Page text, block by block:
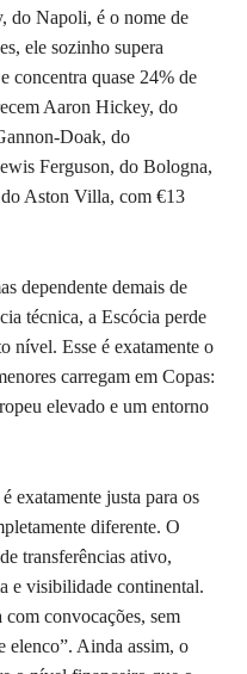
do Napoli, é o nome de
ele sozinho supera
concentra quase 24% de
Aaron Hickey, do
Doak, do
Ferguson, do Bologna,
Aston Villa, com €13
dependente demais de
técnica, a Escócia perde
nível. Esse é exatamente o
carregam em Copas:
elevado e um entorno
exatamente justa para os
diferente. O
transferências ativo,
e visibilidade continental.
convocações, sem
elenco”. Ainda assim, o